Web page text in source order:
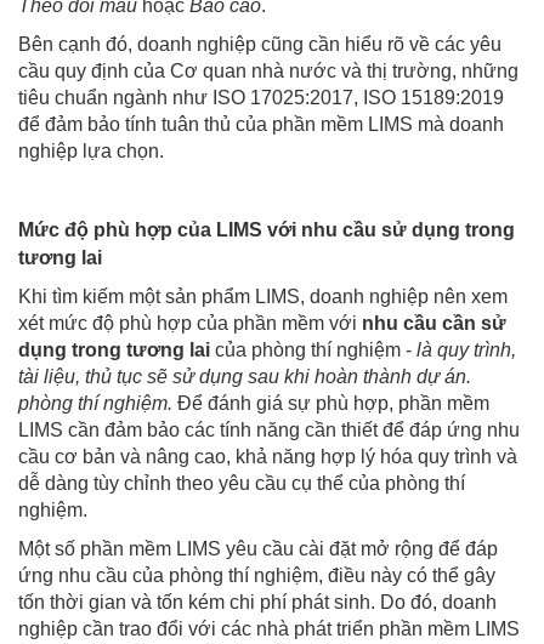
Theo dõi mẫu hoặc Báo cáo.
Bên cạnh đó, doanh nghiệp cũng cần hiểu rõ về các yêu
cầu quy định của Cơ quan nhà nước và thị trường, những
tiêu chuẩn ngành như ISO 17025:2017, ISO 15189:2019
để đảm bảo tính tuân thủ của phần mềm LIMS mà doanh
nghiệp lựa chọn.
Mức độ phù hợp của LIMS với nhu cầu sử dụng trong
tương lai
Khi tìm kiếm một sản phẩm LIMS, doanh nghiệp nên xem
xét mức độ phù hợp của phần mềm với nhu cầu cần sử
dụng trong tương lai của phòng thí nghiệm - là quy trình,
tài liệu, thủ tục sẽ sử dụng sau khi hoàn thành dự án.
phòng thí nghiệm. Để đánh giá sự phù hợp, phần mềm
LIMS cần đảm bảo các tính năng cần thiết để đáp ứng nhu
cầu cơ bản và nâng cao, khả năng hợp lý hóa quy trình và
dễ dàng tùy chỉnh theo yêu cầu cụ thể của phòng thí
nghiệm.
Một số phần mềm LIMS yêu cầu cài đặt mở rộng để đáp
ứng nhu cầu của phòng thí nghiệm, điều này có thể gây
tốn thời gian và tốn kém chi phí phát sinh. Do đó, doanh
nghiệp cần trao đổi với các nhà phát triển phần mềm LIMS